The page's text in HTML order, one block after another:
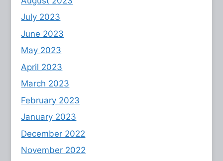
July 2023
June 2023
May 2023
April 2023
March 2023
February 2023
January 2023
December 2022
November 2022